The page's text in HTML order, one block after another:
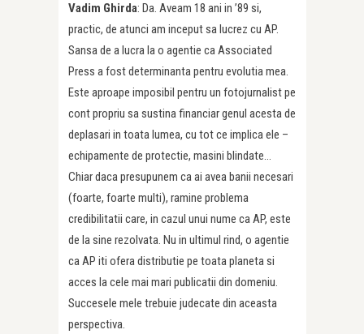
Vadim Ghirda: Da. Aveam 18 ani in ’89 si,
practic, de atunci am inceput sa lucrez cu AP.
Sansa de a lucra la o agentie ca Associated
Press a fost determinanta pentru evolutia mea.
Este aproape imposibil pentru un fotojurnalist pe
cont propriu sa sustina financiar genul acesta de
deplasari in toata lumea, cu tot ce implica ele –
echipamente de protectie, masini blindate…
Chiar daca presupunem ca ai avea banii necesari
(foarte, foarte multi), ramine problema
credibilitatii care, in cazul unui nume ca AP, este
de la sine rezolvata. Nu in ultimul rind, o agentie
ca AP iti ofera distributie pe toata planeta si
acces la cele mai mari publicatii din domeniu.
Succesele mele trebuie judecate din aceasta
perspectiva.